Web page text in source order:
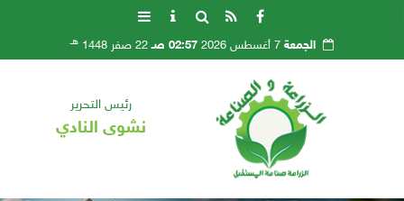
الجمعة 02:57 صـ 22 صفر 1448 هـ
رئيس التحرير
نشوى النادي